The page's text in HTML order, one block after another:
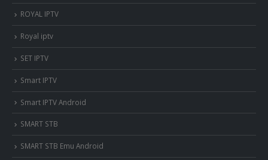
ROYAL IPTV
Royal iptv
SET IPTV
Smart IPTV
Smart IPTV Android
SMART STB
SMART STB Emu Android